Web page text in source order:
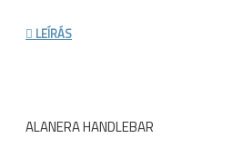
LEÍRÁS
ALANERA HANDLEBAR